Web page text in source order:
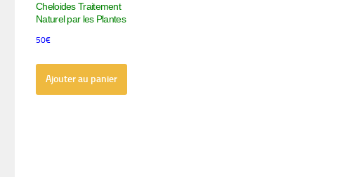
Cheloides Traitement
Naturel par les Plantes
50€
Ajouter au panier